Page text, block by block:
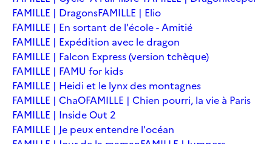
FAMILLE | DragonsFAMILLE | Elio
FAMILLE | En sortant de l'école - Amitié
FAMILLE | Expédition avec le dragon
FAMILLE | Falcon Express (version tchèque)
FAMILLE | FAMU for kids
FAMILLE | Heidi et le lynx des montagnes
FAMILLE | ChaOFAMILLE | Chien pourri, la vie à Paris
FAMILLE | Inside Out 2
FAMILLE | Je peux entendre l'océan